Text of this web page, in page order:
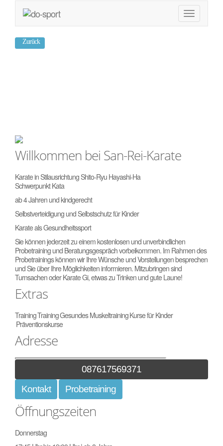
Zurück
Willkommen bei San-Rei-Karate
Karate in Stilausrichtung Shito-Ryu Hayashi-Ha
Schwerpunkt Kata
ab 4 Jahren und kindgerecht
Selbstverteidigung und Selbstschutz für Kinder
Karate als Gesundheitssport
Sie können jederzeit zu einem kostenlosen und unverbindlichen
Probetraining und Beratungsgespräch vorbeikommen. Im Rahmen des
Probetrainings können wir Ihre Wünsche und Vorstellungen besprechen
und Sie über Ihre Möglichkeiten informieren. Mitzubringen sind
Turnsachen oder Karate Gi, etwas zu Trinken und gute Laune!
Extras
TrainingTrainingGesundes MuskeltrainingKurse für Kinder
Präventionskurse
Adresse
087617569371
Kontakt
Probetraining
Öffnungszeiten
Donnerstag